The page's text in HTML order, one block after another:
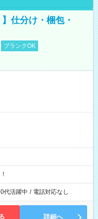
仕分け・梱包・
ブランクOK
代活躍中 / 電話対応なし
詳細へ